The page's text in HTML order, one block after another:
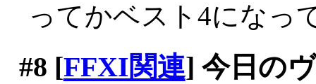
ってかベスト4になっ
#8 [FFXI関連] 今日の